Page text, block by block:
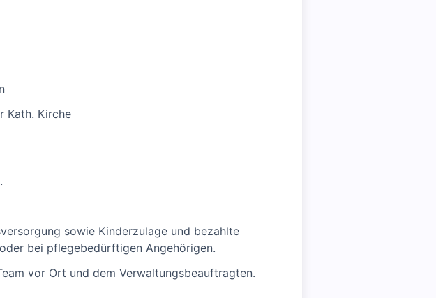
Kath. Kirche
sowie Kinderzulage und bezahlte
bei pflegebedürftigen Angehörigen.
vor Ort und dem Verwaltungsbeauftragten.